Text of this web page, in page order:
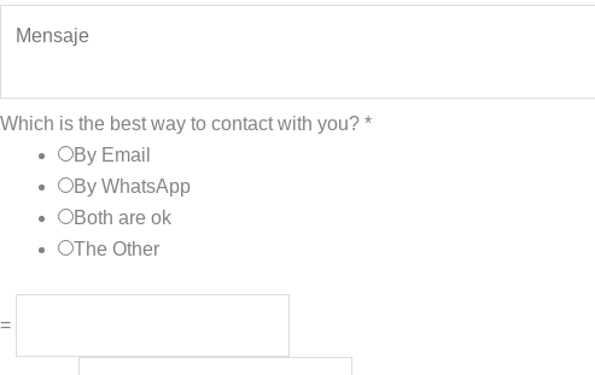
Which is the best way to contact with you? *
By Email
By WhatsApp
Both are ok
The Other
=